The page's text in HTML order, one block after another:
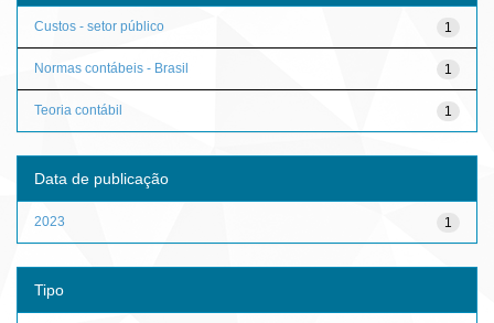
1
Custos - setor público
1
Normas contábeis - Brasil
1
Teoria contábil
Data de publicação
1
2023
Tipo